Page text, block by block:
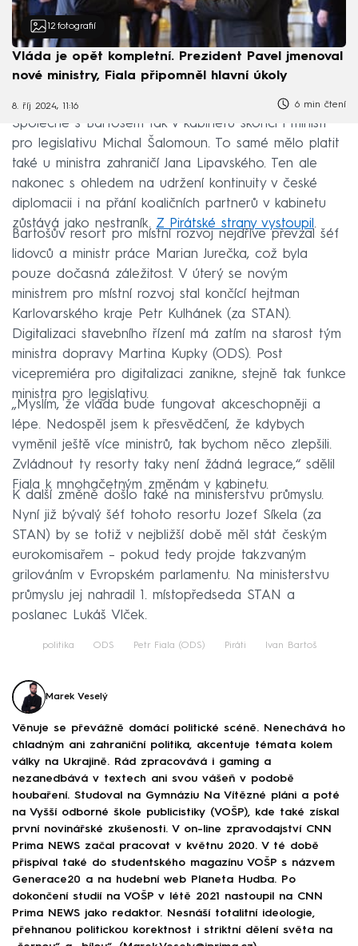
12 fotografií
Vláda je opět kompletní. Prezident Pavel jmenoval
nové ministry, Fiala připomněl hlavní úkoly
8. říj 2024, 11:16 6 min čtení
Společně s Bartošem tak v kabinetu skončí i ministr
pro legislativu Michal Šalomoun. To samé mělo platit
také u ministra zahraničí Jana Lipavského. Ten ale
nakonec s ohledem na udržení kontinuity v české
diplomacii i na přání koaličních partnerů v kabinetu
zůstává jako nestraník. Z Pirátské strany vystoupil.
Bartošův resort pro místní rozvoj nejdříve převzal šéf
lidovců a ministr práce Marian Jurečka, což byla
pouze dočasná záležitost. V úterý se novým
ministrem pro místní rozvoj stal končící hejtman
Karlovarského kraje Petr Kulhánek (za STAN).
Digitalizaci stavebního řízení má zatím na starost tým
ministra dopravy Martina Kupky (ODS). Post
vicepremiéra pro digitalizaci zanikne, stejně tak funkce
ministra pro legislativu.
„Myslím, že vláda bude fungovat akceschopněji a
lépe. Nedospěl jsem k přesvědčení, že kdybych
vyměnil ještě více ministrů, tak bychom něco zlepšili.
Zvládnout ty resorty taky není žádná legrace,“ sdělil
Fiala k mnohačetným změnám v kabinetu.
K další změně došlo také na ministerstvu průmyslu.
Nyní již bývalý šéf tohoto resortu Jozef Síkela (za
STAN) by se totiž v nejbližší době měl stát českým
eurokomisařem – pokud tedy projde takzvaným
grilováním v Evropském parlamentu. Na ministerstvu
průmyslu jej nahradil 1. místopředseda STAN a
poslanec Lukáš Vlček.
politika ODS Petr Fiala (ODS) Piráti Ivan Bartoš
Marek Veselý
Věnuje se převážně domácí politické scéně. Nenechává ho
chladným ani zahraniční politika, akcentuje témata kolem
války na Ukrajině. Rád zpracovává i gaming a
nezanedbává v textech ani svou vášeň v podobě
houbaření. Studoval na Gymnáziu Na Vítězné pláni a poté
na Vyšší odborné škole publicistiky (VOŠP), kde také získal
první novinářské zkušenosti. V on-line zpravodajství CNN
Prima NEWS začal pracovat v květnu 2020. V té době
přispíval také do studentského magazínu VOŠP s názvem
Generace20 a na hudební web Planeta Hudba. Po
dokončení studií na VOŠP v létě 2021 nastoupil na CNN
Prima NEWS jako redaktor. Nesnáší totalitní ideologie,
přehnanou politickou korektnost i striktní dělení světa na